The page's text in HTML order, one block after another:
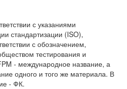
с указаниями
стандартизации (ISO),
с обозначением,
тестирования и
- международное название, а
одного и того же материала. В
- ФК.